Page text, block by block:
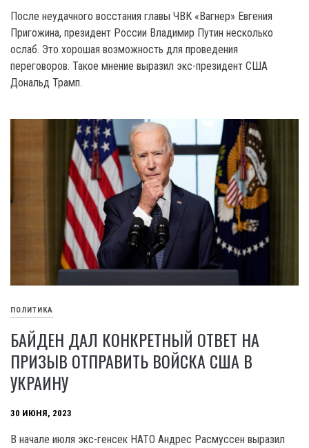
После неудачного восстания главы ЧВК «Вагнер» Евгения
Пригожина, президент России Владимир Путин несколько
ослаб. Это хорошая возможность для проведения
переговоров. Такое мнение выразил экс-президент США
Дональд Трамп.
ПОЛИТИКА
БАЙДЕН ДАЛ КОНКРЕТНЫЙ ОТВЕТ НА
ПРИЗЫВ ОТПРАВИТЬ ВОЙСКА США В
УКРАИНУ
30 ИЮНЯ, 2023
B начале июля экс-генсек HATO Андрес Расмуссен выразил